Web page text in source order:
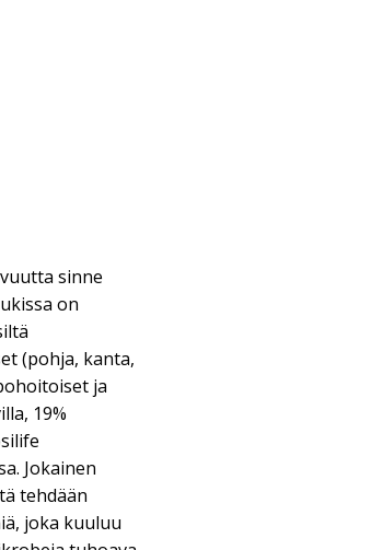
sinne
on
(pohja, kanta,
ja
19%
Jokainen
tehdään
joka kuuluu